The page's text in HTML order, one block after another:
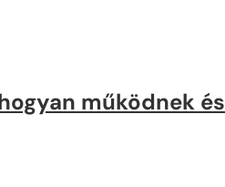
működnek és